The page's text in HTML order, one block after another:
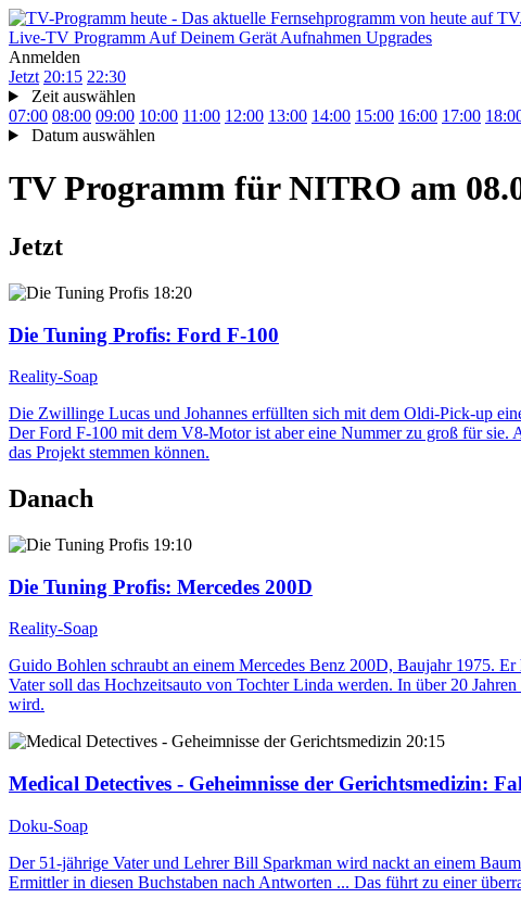
Live-TV Programm Auf Deinem Gerät Aufnahmen Upgrades
Anmelden
Jetzt 20:15 22:30
Zeit auswählen
07:00 08:00 09:00 10:00 11:00 12:00 13:00 14:00 15:00 16:00 17:00
Datum auswählen
TV Programm für NITRO am
Jetzt
18:20
Die Tuning Profis: Ford F-100
Reality-Soap
Die Zwillinge Lucas und Johannes erfüllten sich mit dem Oldi-Pick-up
Der Ford F-100 mit dem V8-Motor ist aber eine Nummer zu groß für sie.
das Projekt stemmen können.
Danach
19:10
Die Tuning Profis: Mercedes 200D
Reality-Soap
Guido Bohlen schraubt an einem Mercedes Benz 200D, Baujahr 1975.
Vater soll das Hochzeitsauto von Tochter Linda werden. In über 20
wird.
20:15
Medical Detectives - Geheimnisse der Gerichtsmedizin:
Doku-Soap
Der 51-jährige Vater und Lehrer Bill Sparkman wird nackt an einem
Ermittler in diesen Buchstaben nach Antworten ... Das führt zu einer